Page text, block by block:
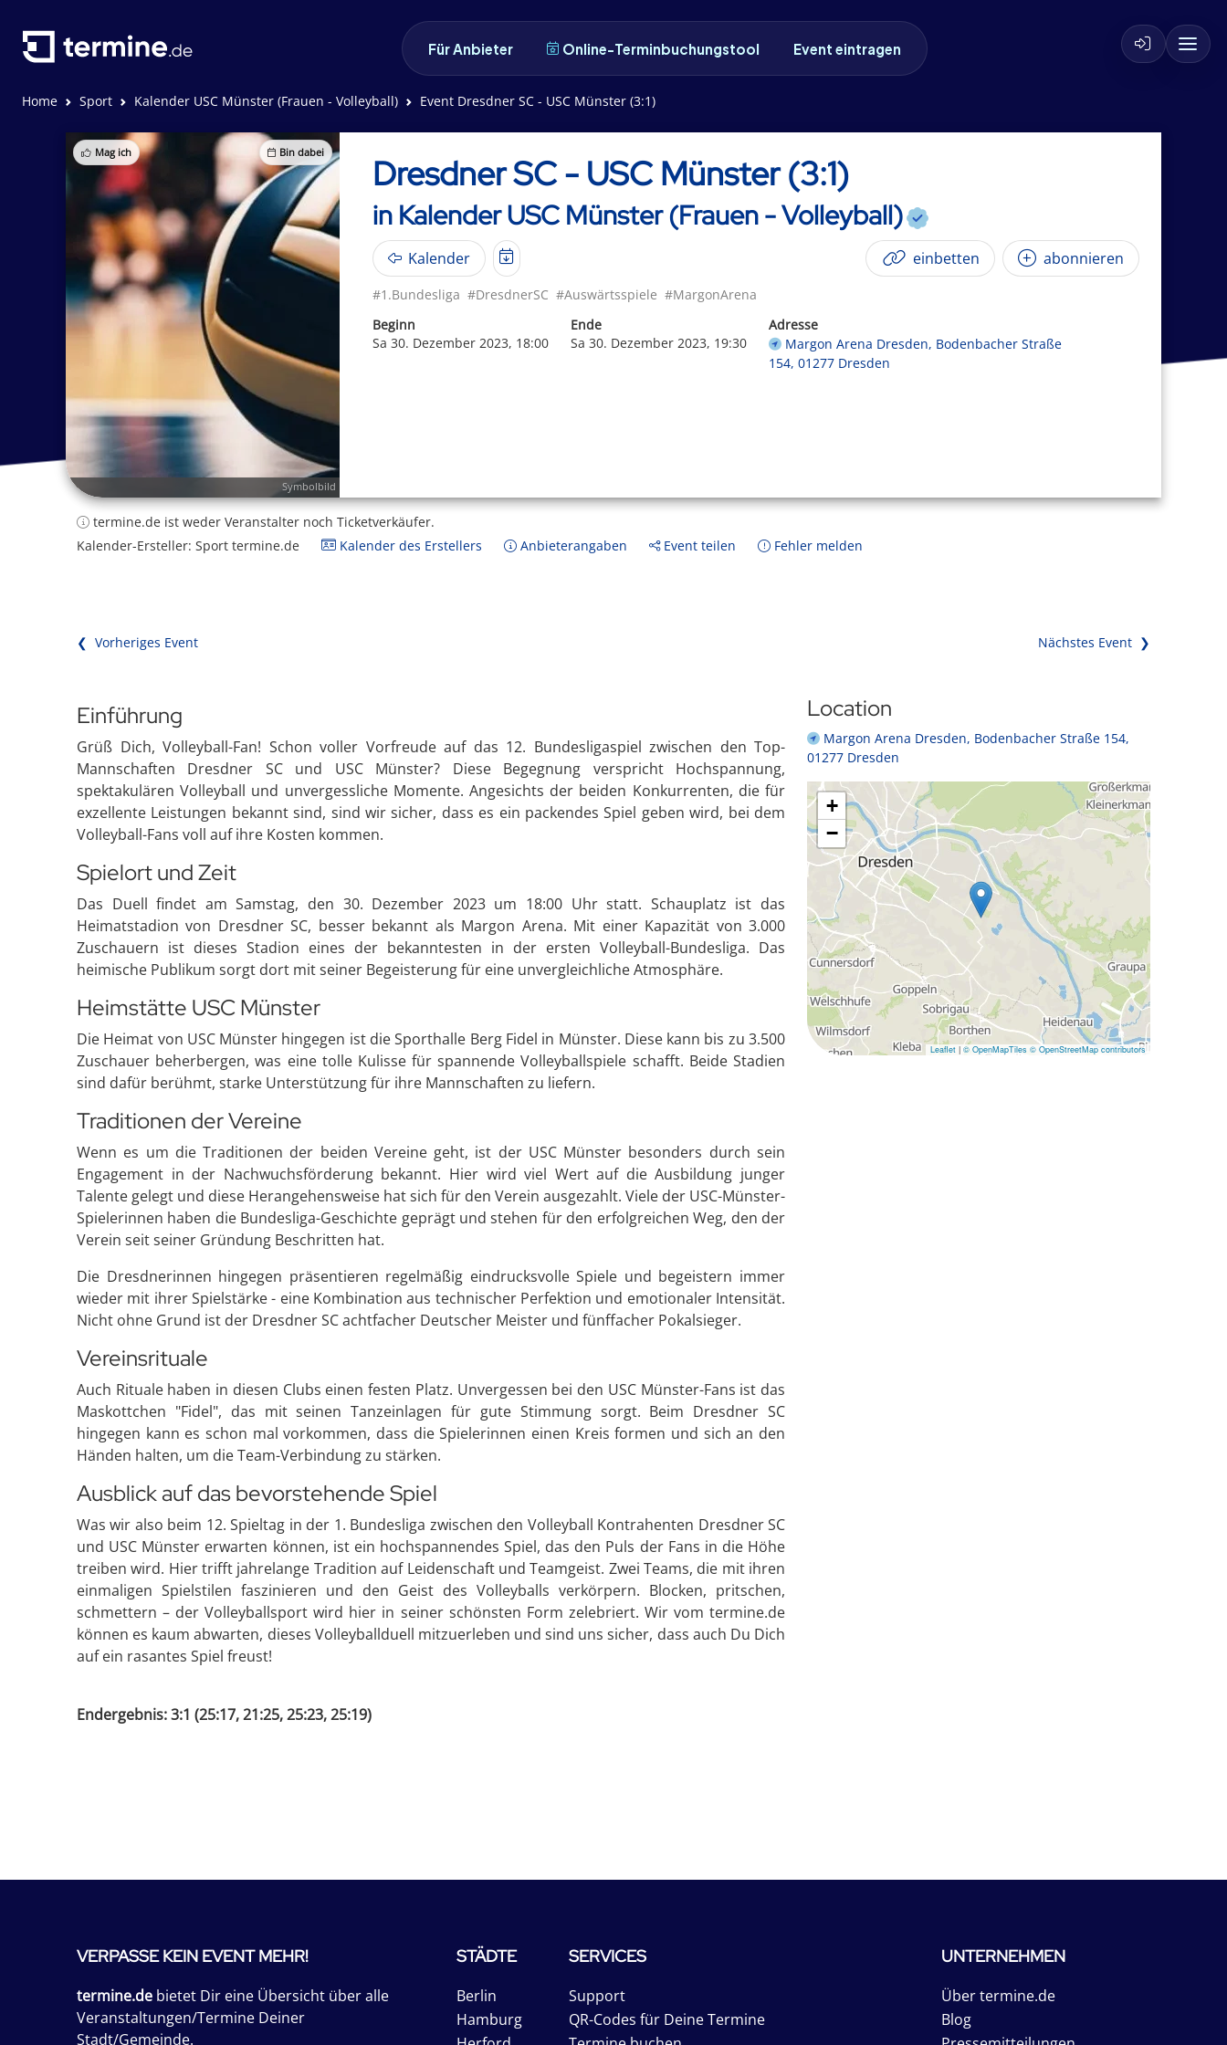
Für Anbieter Online-Terminbuchungstool Event eintragen
Home Sport Kalender USC Münster (Frauen - Volleyball) Event Dresdner SC - USC Münster (3:1)
Mag ich Bin dabei
Symbolbild
Dresdner SC - USC Münster (3:1)
in Kalender USC Münster (Frauen - Volleyball)
Kalender einbetten abonnieren
#1.Bundesliga #DresdnerSC #Auswärtsspiele #MargonArena
Beginn
Sa 30. Dezember 2023, 18:00
Ende
Sa 30. Dezember 2023, 19:30
Adresse
Margon Arena Dresden, Bodenbacher Straße
154, 01277 Dresden
termine.de ist weder Veranstalter noch Ticketverkäufer.
Kalender-Ersteller: Sport termine.de
Kalender des Erstellers Anbieterangaben Event teilen Fehler melden
❮ Vorheriges Event Nächstes Event ❯
Einführung
Grüß Dich, Volleyball-Fan! Schon voller Vorfreude auf das 12. Bundesligaspiel zwischen den Top-
Mannschaften Dresdner SC und USC Münster? Diese Begegnung verspricht Hochspannung,
spektakulären Volleyball und unvergessliche Momente. Angesichts der beiden Konkurrenten, die für
exzellente Leistungen bekannt sind, sind wir sicher, dass es ein packendes Spiel geben wird, bei dem
Volleyball-Fans voll auf ihre Kosten kommen.
Spielort und Zeit
Das Duell findet am Samstag, den 30. Dezember 2023 um 18:00 Uhr statt. Schauplatz ist das
Heimatstadion von Dresdner SC, besser bekannt als Margon Arena. Mit einer Kapazität von 3.000
Zuschauern ist dieses Stadion eines der bekanntesten in der ersten Volleyball-Bundesliga. Das
heimische Publikum sorgt dort mit seiner Begeisterung für eine unvergleichliche Atmosphäre.
Heimstätte USC Münster
Die Heimat von USC Münster hingegen ist die Sporthalle Berg Fidel in Münster. Diese kann bis zu 3.500
Zuschauer beherbergen, was eine tolle Kulisse für spannende Volleyballspiele schafft. Beide Stadien
sind dafür berühmt, starke Unterstützung für ihre Mannschaften zu liefern.
Traditionen der Vereine
Wenn es um die Traditionen der beiden Vereine geht, ist der USC Münster besonders durch sein
Engagement in der Nachwuchsförderung bekannt. Hier wird viel Wert auf die Ausbildung junger
Talente gelegt und diese Herangehensweise hat sich für den Verein ausgezahlt. Viele der USC-Münster-
Spielerinnen haben die Bundesliga-Geschichte geprägt und stehen für den erfolgreichen Weg, den der
Verein seit seiner Gründung Beschritten hat.
Die Dresdnerinnen hingegen präsentieren regelmäßig eindrucksvolle Spiele und begeistern immer
wieder mit ihrer Spielstärke - eine Kombination aus technischer Perfektion und emotionaler Intensität.
Nicht ohne Grund ist der Dresdner SC achtfacher Deutscher Meister und fünffacher Pokalsieger.
Vereinsrituale
Auch Rituale haben in diesen Clubs einen festen Platz. Unvergessen bei den USC Münster-Fans ist das
Maskottchen "Fidel", das mit seinen Tanzeinlagen für gute Stimmung sorgt. Beim Dresdner SC
hingegen kann es schon mal vorkommen, dass die Spielerinnen einen Kreis formen und sich an den
Händen halten, um die Team-Verbindung zu stärken.
Ausblick auf das bevorstehende Spiel
Was wir also beim 12. Spieltag in der 1. Bundesliga zwischen den Volleyball Kontrahenten Dresdner SC
und USC Münster erwarten können, ist ein hochspannendes Spiel, das den Puls der Fans in die Höhe
treiben wird. Hier trifft jahrelange Tradition auf Leidenschaft und Teamgeist. Zwei Teams, die mit ihren
einmaligen Spielstilen faszinieren und den Geist des Volleyballs verkörpern. Blocken, pritschen,
schmettern – der Volleyballsport wird hier in seiner schönsten Form zelebriert. Wir vom termine.de
können es kaum abwarten, dieses Volleyballduell mitzuerleben und sind uns sicher, dass auch Du Dich
auf ein rasantes Spiel freust!
Endergebnis: 3:1 (25:17, 21:25, 25:23, 25:19)
Location
Margon Arena Dresden, Bodenbacher Straße 154,
01277 Dresden
+
−
Leaflet | © OpenMapTiles © OpenStreetMap contributors
VERPASSE KEIN EVENT MEHR!
termine.de bietet Dir eine Übersicht über alle
Veranstaltungen/Termine Deiner
Stadt/Gemeinde.
STÄDTE
Berlin
Hamburg
SERVICES
Support
QR-Codes für Deine Termine
UNTERNEHMEN
Über termine.de
Blog